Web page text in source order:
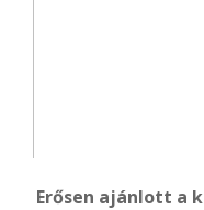
Erősen ajánlott a